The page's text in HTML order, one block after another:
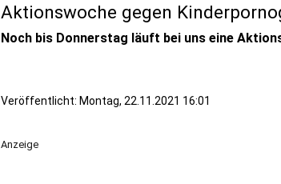
Aktionswoche gegen
Noch bis Donnerstag läuft bei uns eine
Veröffentlicht: Montag, 22.11.2021 16:01
Anzeige